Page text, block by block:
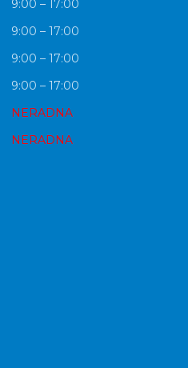
9:00 – 17:00
9:00 – 17:00
9:00 – 17:00
9:00 – 17:00
NERADNA
NERADNA